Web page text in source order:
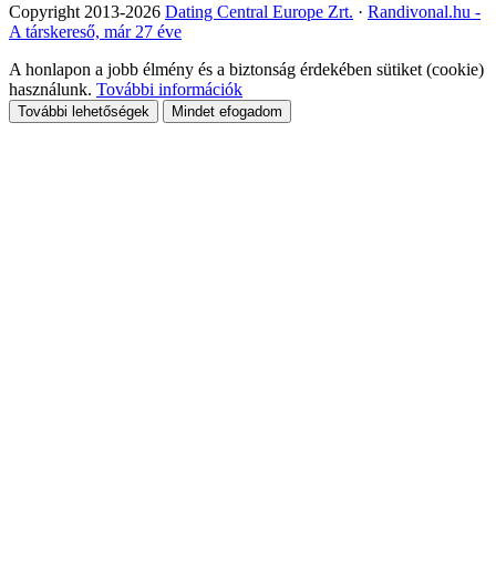
Copyright 2013-2026 Dating Central Europe Zrt. · Randivonal.hu -
A társkereső, már 27 éve
A honlapon a jobb élmény és a biztonság érdekében sütiket (cookie)
használunk. További információk
További lehetőségek Mindet efogadom